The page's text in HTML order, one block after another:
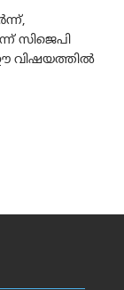
സിജെപി
ഈ വിഷയത്തിൽ